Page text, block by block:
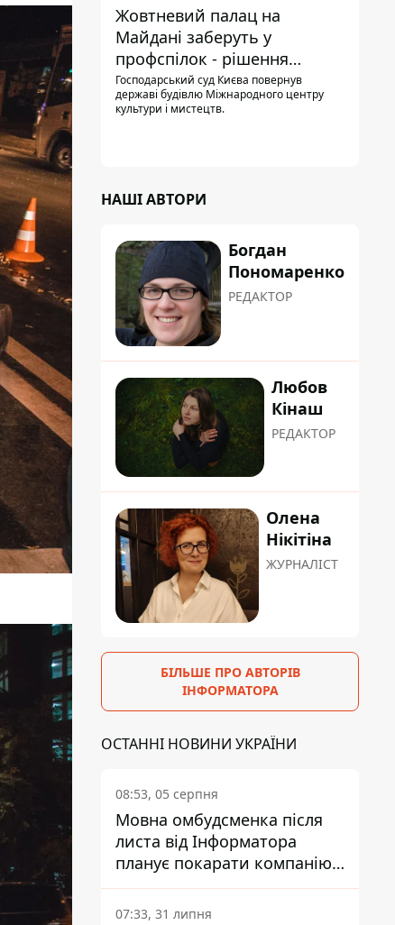
Жовтневий палац на
Майдані заберуть у
профспілок - рішення
Господарського суду
Господарський суд Києва повернув
державі будівлю Міжнародного центру
культури і мистецтв.
НАШІ АВТОРИ
Богдан
Пономаренко
РЕДАКТОР
Любов
Кінаш
РЕДАКТОР
Олена
Нікітіна
ЖУРНАЛІСТ
БІЛЬШЕ ПРО АВТОРІВ
ІНФОРМАТОРА
ОСТАННІ НОВИНИ УКРАЇНИ
08:53, 05 серпня
Мовна омбудсменка після
листа від Інформатора
планує покарати компанію-
підрядника ПриватБанку
07:33, 31 липня